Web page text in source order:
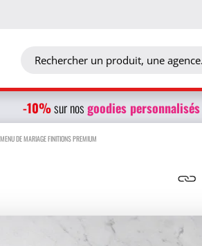
-10%sur nosgoodies personnalisés
MENU DE MARIAGE FINITIONS PREMIUM